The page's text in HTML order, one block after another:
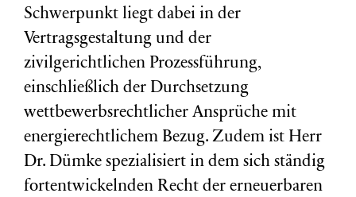
Schwerpunkt liegt dabei in der
Vertragsgestaltung und der
zivilgerichtlichen Prozessführung,
einschließlich der Durchsetzung
wettbewerbsrechtlicher Ansprüche mit
energierechtlichem Bezug. Zudem ist Herr
Dr. Dümke spezialisiert in dem sich ständig
fortentwickelnden Recht der erneuerbaren